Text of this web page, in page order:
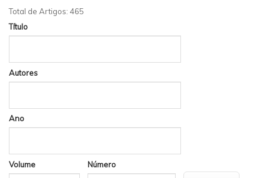
Total de Artigos: 465
Título
Autores
Ano
Volume Número